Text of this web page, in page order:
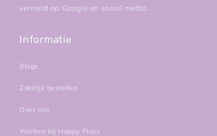
vermeld op Google en social media.
Informatie
Blogs
Zakelijk bestellen
Over ons
Werken bij Happy Plays